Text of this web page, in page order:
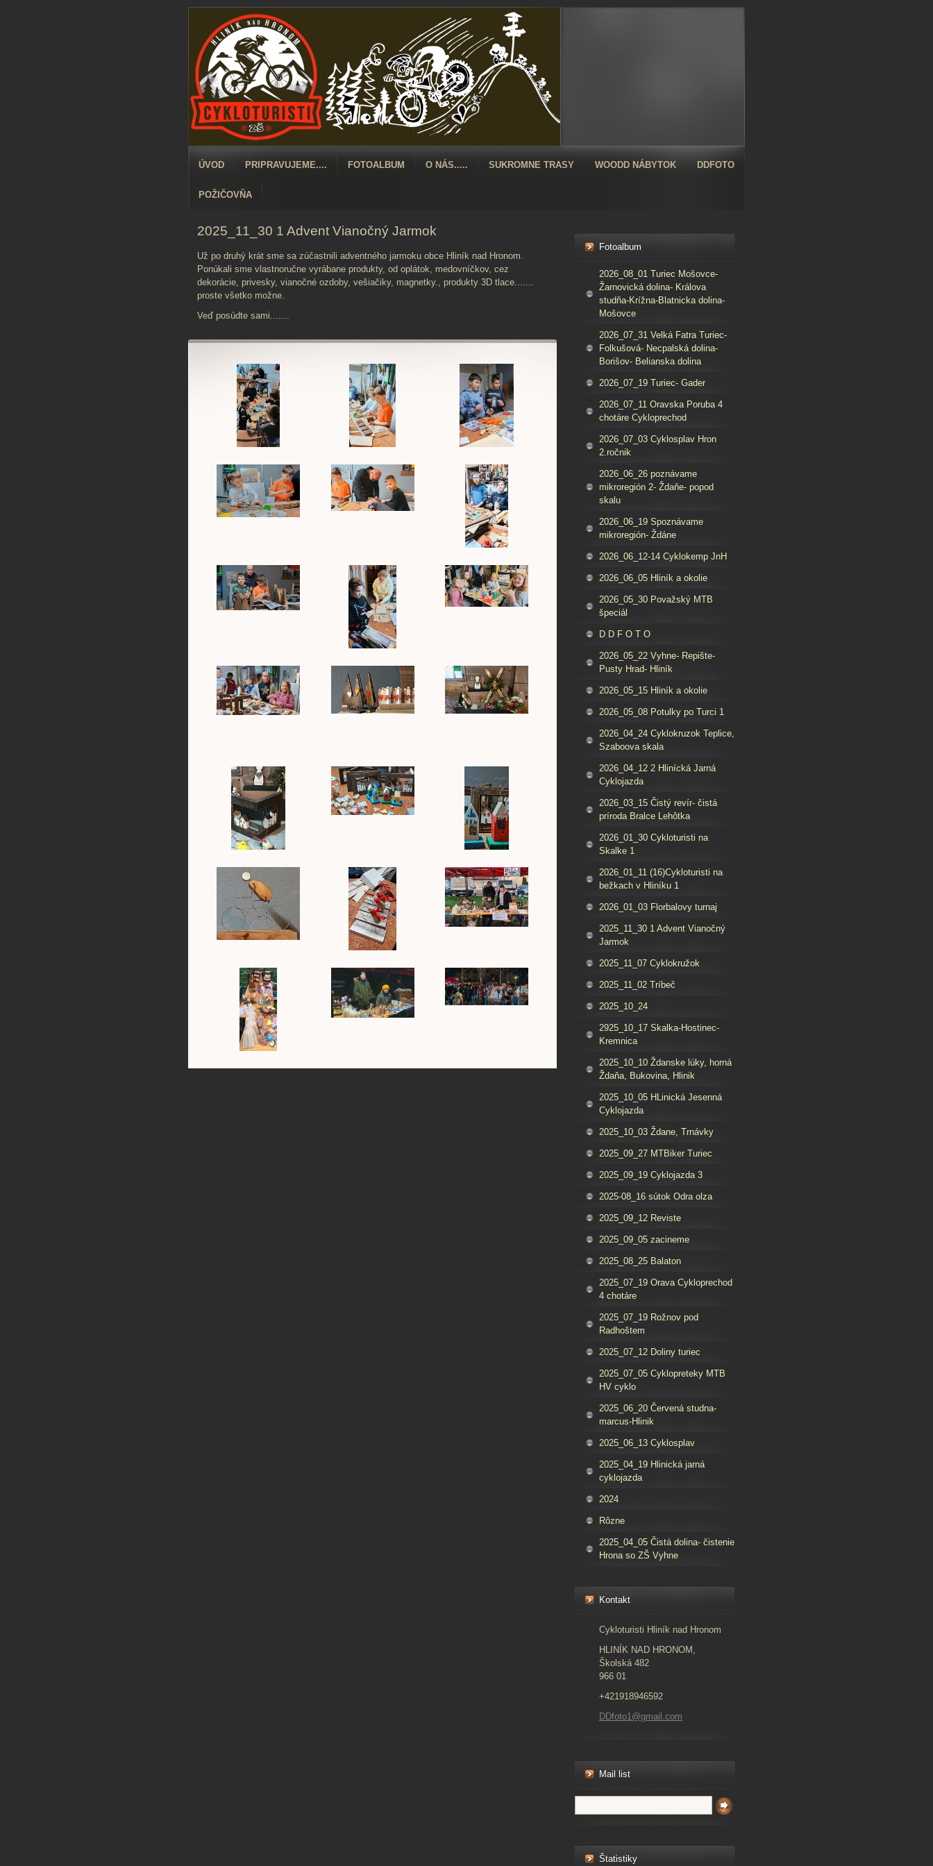
ÚVOD PRIPRAVUJEME.... FOTOALBUM O NÁS..... SUKROMNE TRASY WOODD NÁBYTOK DDFOTO
POŽIČOVŇA
2025_11_30 1 Advent Vianočný Jarmok
Už po druhý krát sme sa zúčastnili adventného jarmoku obce Hliník nad Hronom.
Ponúkali sme vlastnoručne vyrábane produkty, od oplátok, medovníčkov, cez
dekorácie, privesky, vianočné ozdoby, vešiačiky, magnetky., produkty 3D tlace.......
proste všetko možne.
Veď posúdte sami.......
Fotoalbum
2026_08_01 Turiec Mošovce-
Žarnovická dolina- Králova
studňa-Krížna-Blatnicka dolina-
Mošovce
2026_07_31 Velká Fatra Turiec-
Folkušová- Necpalská dolina-
Borišov- Belianska dolina
2026_07_19 Turiec- Gader
2026_07_11 Oravska Poruba 4
chotáre Cykloprechod
2026_07_03 Cyklosplav Hron
2.ročnik
2026_06_26 poznávame
mikroregión 2- Ždaňe- popod
skalu
2026_06_19 Spoznávame
mikroregión- Ždáne
2026_06_12-14 Cyklokemp JnH
2026_06_05 Hliník a okolie
2026_05_30 Považský MTB
špeciál
D D F O T O
2026_05_22 Vyhne- Repište-
Pusty Hrad- Hliník
2026_05_15 Hliník a okolie
2026_05_08 Potulky po Turci 1
2026_04_24 Cyklokruzok Teplice,
Szaboova skala
2026_04_12 2 Hlinícká Jarná
Cyklojazda
2026_03_15 Čistý revír- čistá
príroda Bralce Lehôtka
2026_01_30 Cykloturisti na
Skalke 1
2026_01_11 (16)Cykloturisti na
bežkach v Hliníku 1
2026_01_03 Florbalovy turnaj
2025_11_30 1 Advent Vianočný
Jarmok
2025_11_07 Cyklokružok
2025_11_02 Tríbeč
2025_10_24
2925_10_17 Skalka-Hostinec-
Kremnica
2025_10_10 Ždanske lúky, horná
Ždaňa, Bukovina, Hlinik
2025_10_05 HLinická Jesenná
Cyklojazda
2025_10_03 Ždane, Trnávky
2025_09_27 MTBiker Turiec
2025_09_19 Cyklojazda 3
2025-08_16 sútok Odra olza
2025_09_12 Reviste
2025_09_05 zacineme
2025_08_25 Balaton
2025_07_19 Orava Cykloprechod
4 chotáre
2025_07_19 Rožnov pod
Radhoštem
2025_07_12 Doliny turiec
2025_07_05 Cyklopreteky MTB
HV cyklo
2025_06_20 Červená studna-
marcus-Hlinik
2025_06_13 Cyklosplav
2025_04_19 Hlinická jarná
cyklojazda
2024
Rôzne
2025_04_05 Čistá dolina- čistenie
Hrona so ZŠ Vyhne
Kontakt
Cykloturisti Hliník nad Hronom
HLINÍK NAD HRONOM,
Školská 482
966 01
+421918946592
DDfoto1@gmail.com
Mail list
Štatistiky